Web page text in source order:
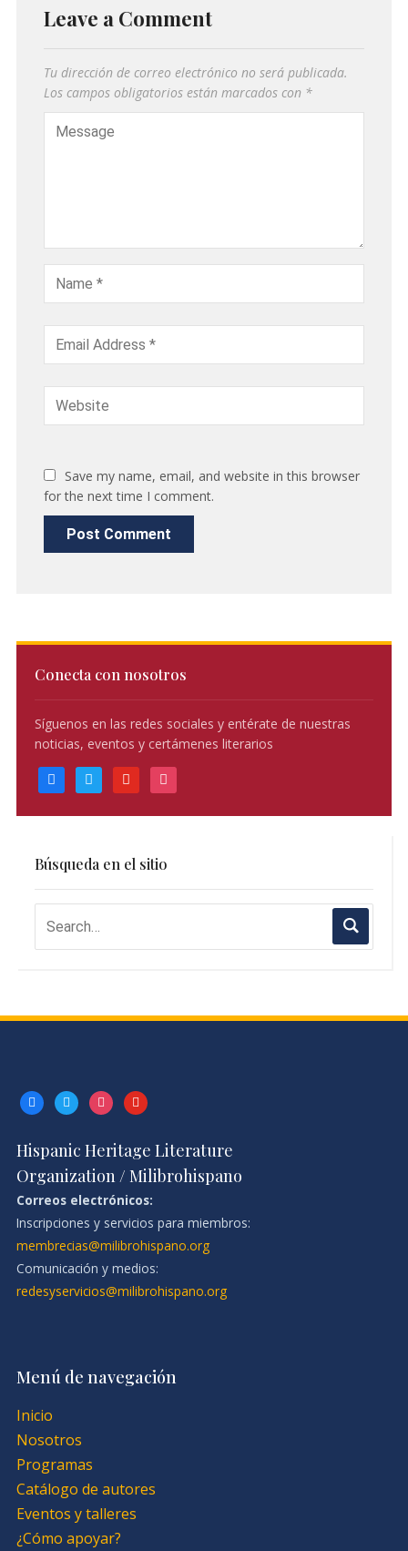
Conecta con nosotros
Síguenos en las redes sociales y entérate de nuestras
noticias, eventos y certámenes literarios
facebooktwitter youtube instagram
Búsqueda en el sitio
Leave a Comment
Tu dirección de correo electrónico no será publicada.
Los campos obligatorios están marcados con *
Save my name, email, and website in this browser
for the next time I comment.
facebooktwitterinstagramyoutube
Hispanic Heritage Literature
Organization / Milibrohispano
Correos electrónicos:
Inscripciones y servicios para miembros:
membrecias@milibrohispano.org
Comunicación y medios:
redesyservicios@milibrohispano.org
Menú de navegación
Inicio
Nosotros
Programas
Catálogo de autores
Eventos y talleres
¿Cómo apoyar?